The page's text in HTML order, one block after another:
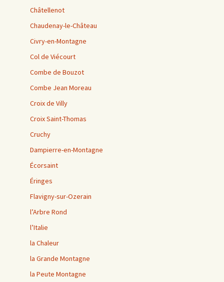
Châtellenot
Chaudenay-le-Château
Civry-en-Montagne
Col de Viécourt
Combe de Bouzot
Combe Jean Moreau
Croix de Villy
Croix Saint-Thomas
Cruchy
Dampierre-en-Montagne
Écorsaint
Éringes
Flavigny-sur-Ozerain
l’Arbre Rond
l’Italie
la Chaleur
la Grande Montagne
la Peute Montagne